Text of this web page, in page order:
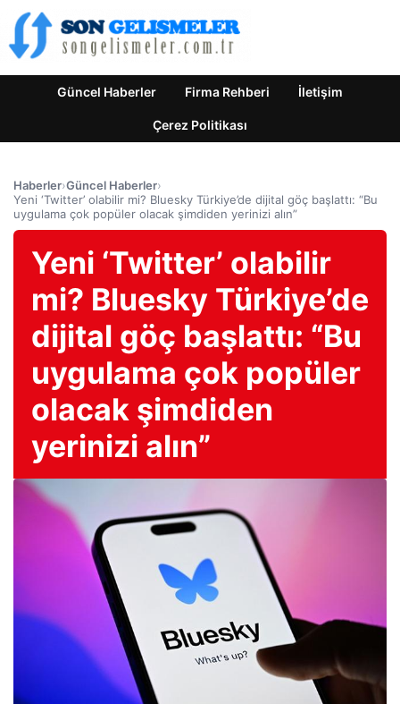
Güncel Haberler Firma Rehberi İletişim
Çerez Politikası
Haberler›Güncel Haberler›
Yeni ‘Twitter’ olabilir mi? Bluesky Türkiye’de dijital göç başlattı: “Bu
uygulama çok popüler olacak şimdiden yerinizi alın”
Yeni ‘Twitter’ olabilir
mi? Bluesky Türkiye’de
dijital göç başlattı: “Bu
uygulama çok popüler
olacak şimdiden
yerinizi alın”